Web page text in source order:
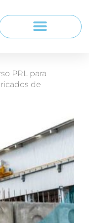
PRL para
de